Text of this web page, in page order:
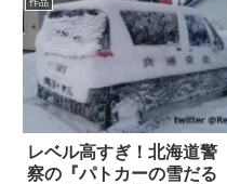
レベル高すぎ！北海道警
察の『パトカーの雪だる